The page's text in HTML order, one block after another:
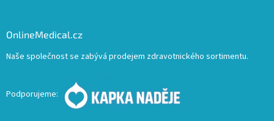
OnlineMedical.cz
Naše společnost se zabývá prodejem zdravotnického sortimentu.
Podporujeme: